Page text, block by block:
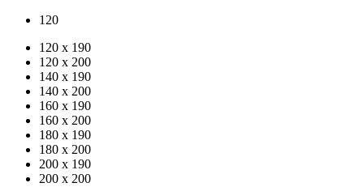
120
120 х 190
120 x 200
140 x 190
140 x 200
160 x 190
160 x 200
180 x 190
180 x 200
200 x 190
200 x 200